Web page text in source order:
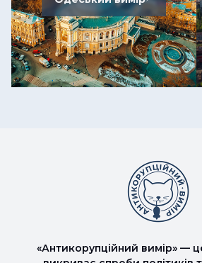
«Антикорупційний вимір» —